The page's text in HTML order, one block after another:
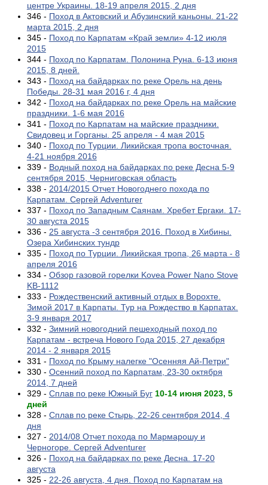
центре Украины. 18-19 апреля 2015, 2 дня
346 - Поход в Актовский и Абузинский каньоны. 21-22
марта 2015, 2 дня
345 - Поход по Карпатам «Край земли» 4-12 июля
2015
344 - Поход по Карпатам. Полонина Руна. 6-13 июня
2015, 8 дней.
343 - Поход на байдарках по реке Орель на день
Победы. 28-31 мая 2016 г, 4 дня
342 - Поход на байдарках по реке Орель на майские
праздники. 1-6 мая 2016
341 - Поход по Карпатам на майские праздники.
Свидовец и Горганы. 25 апреля - 4 мая 2015
340 - Поход по Турции. Ликийская тропа восточная.
4-21 ноября 2016
339 - Водный поход на байдарках по реке Десна 5-9
сентября 2015, Черниговская область
338 - 2014/2015 Отчет Новогоднего похода по
Карпатам. Сергей Adventurer
337 - Поход по Западным Саянам. Хребет Ергаки. 17-
30 августа 2015
336 - 25 августа -3 сентября 2016. Поход в Хибины.
Озера Хибинских тундр
335 - Поход по Турции. Ликийская тропа, 26 марта - 8
апреля 2016
334 - Обзор газовой горелки Kovea Power Nano Stove
KB-1112
333 - Рождественский активный отдых в Ворохте.
Зимой 2017 в Карпаты. Тур на Рождество в Карпатах.
3-9 января 2017
332 - Зимний новогодний пешеходный поход по
Карпатам - встреча Нового Года 2015, 27 декабря
2014 - 2 января 2015
331 - Поход по Крыму налегке "Осенняя Ай-Петри"
330 - Осенний поход по Карпатам, 23-30 октября
2014, 7 дней
329 - Сплав по реке Южный Буг 10-14 июня 2023, 5
дней
328 - Сплав по реке Стырь, 22-26 сентября 2014, 4
дня
327 - 2014/08 Отчет похода по Мармарошу и
Черногоре. Сергей Adventurer
326 - Поход на байдарках по реке Десна. 17-20
августа
325 - 22-26 августа, 4 дня. Поход по Карпатам на